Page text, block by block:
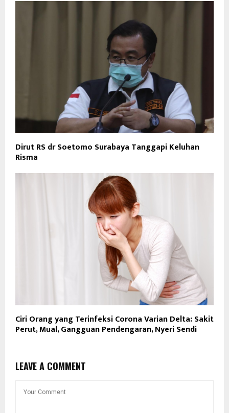
Dirut RS dr Soetomo Surabaya Tanggapi Keluhan
Risma
Ciri Orang yang Terinfeksi Corona Varian Delta: Sakit
Perut, Mual, Gangguan Pendengaran, Nyeri Sendi
LEAVE A COMMENT